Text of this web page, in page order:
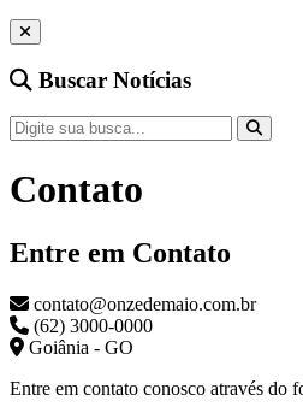
Buscar Notícias
Contato
Entre em Contato
contato@onzedemaio.com.br
(62) 3000-0000
Goiânia - GO
Entre em contato conosco através do